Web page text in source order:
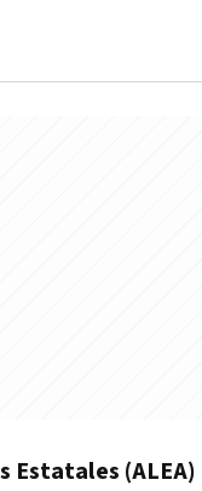
Estatales (ALEA)